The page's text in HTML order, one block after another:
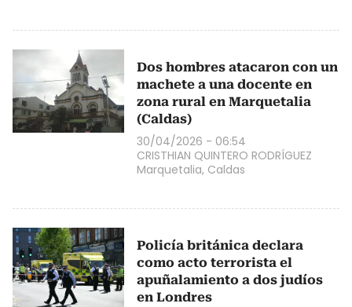
Dos hombres atacaron con un
machete a una docente en
zona rural en Marquetalia
(Caldas)
30/04/2026 - 06:54
CRISTHIAN QUINTERO RODRÍGUEZ
Marquetalia, Caldas
Policía británica declara
como acto terrorista el
apuñalamiento a dos judíos
en Londres